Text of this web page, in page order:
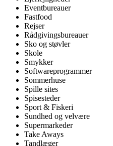
Eventbureauer
Fastfood
Rejser
Rådgivingsbureauer
Sko og støvler
Skole
Smykker
Softwareprogrammer
Sommerhuse
Spille sites
Spisesteder
Sport & Fiskeri
Sundhed og velvære
Supermarkeder
Take Aways
Tandlæger